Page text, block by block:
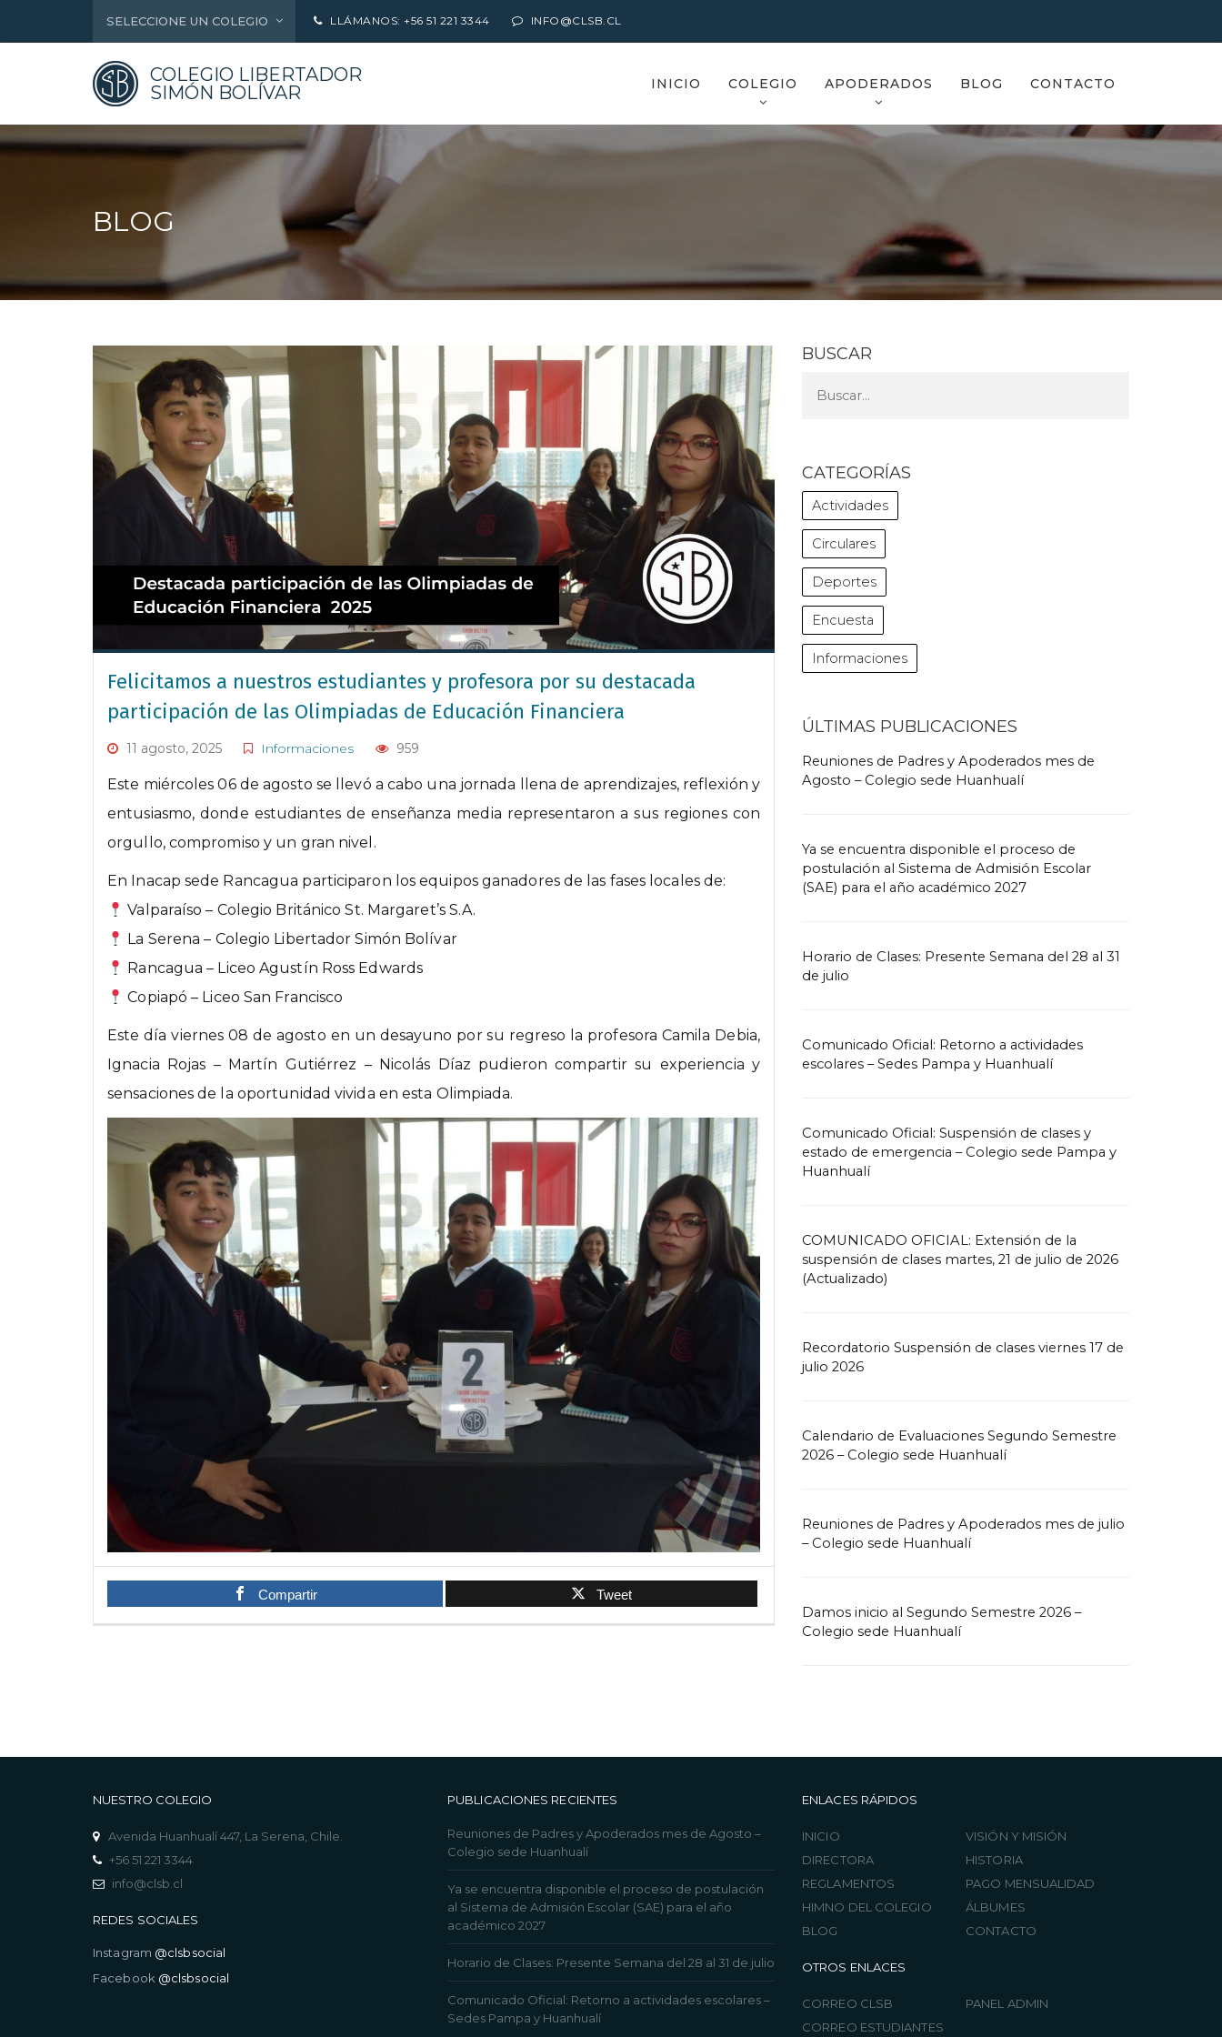
SELECCIONE UN COLEGIO LLÁMANOS: +56 51 221 3344 INFO@CLSB.CL
COLEGIO LIBERTADOR
SIMÓN BOLÍVAR
INICIO COLEGIO APODERADOS BLOG CONTACTO
BLOG
Felicitamos a nuestros estudiantes y profesora por su destacada
participación de las Olimpiadas de Educación Financiera
11 agosto, 2025 Informaciones 959
Este miércoles 06 de agosto se llevó a cabo una jornada llena de aprendizajes, reflexión y
entusiasmo, donde estudiantes de enseñanza media representaron a sus regiones con
orgullo, compromiso y un gran nivel.
En Inacap sede Rancagua participaron los equipos ganadores de las fases locales de:
Valparaíso – Colegio Británico St. Margaret’s S.A.
La Serena – Colegio Libertador Simón Bolívar
Rancagua – Liceo Agustín Ross Edwards
Copiapó – Liceo San Francisco
Este día viernes 08 de agosto en un desayuno por su regreso la profesora Camila Debia,
Ignacia Rojas – Martín Gutiérrez – Nicolás Díaz pudieron compartir su experiencia y
sensaciones de la oportunidad vivida en esta Olimpiada.
Compartir Tweet
BUSCAR
CATEGORÍAS
Actividades
Circulares
Deportes
Encuesta
Informaciones
ÚLTIMAS PUBLICACIONES
Reuniones de Padres y Apoderados mes de
Agosto – Colegio sede Huanhualí
Ya se encuentra disponible el proceso de
postulación al Sistema de Admisión Escolar
(SAE) para el año académico 2027
Horario de Clases: Presente Semana del 28 al 31
de julio
Comunicado Oficial: Retorno a actividades
escolares – Sedes Pampa y Huanhualí
Comunicado Oficial: Suspensión de clases y
estado de emergencia – Colegio sede Pampa y
Huanhualí
COMUNICADO OFICIAL: Extensión de la
suspensión de clases martes, 21 de julio de 2026
(Actualizado)
Recordatorio Suspensión de clases viernes 17 de
julio 2026
Calendario de Evaluaciones Segundo Semestre
2026 – Colegio sede Huanhualí
Reuniones de Padres y Apoderados mes de julio
– Colegio sede Huanhualí
Damos inicio al Segundo Semestre 2026 –
Colegio sede Huanhualí
NUESTRO COLEGIO
Avenida Huanhualí 447, La Serena, Chile.
+56 51 221 3344
info@clsb.cl
REDES SOCIALES
Instagram @clsbsocial
Facebook @clsbsocial
PUBLICACIONES RECIENTES
Reuniones de Padres y Apoderados mes de Agosto –
Colegio sede Huanhualí
Ya se encuentra disponible el proceso de postulación
al Sistema de Admisión Escolar (SAE) para el año
académico 2027
Horario de Clases: Presente Semana del 28 al 31 de julio
Comunicado Oficial: Retorno a actividades escolares –
Sedes Pampa y Huanhualí
ENLACES RÁPIDOS
INICIO
VISIÓN Y MISIÓN
DIRECTORA
HISTORIA
REGLAMENTOS
PAGO MENSUALIDAD
HIMNO DEL COLEGIO
ÁLBUMES
BLOG
CONTACTO
OTROS ENLACES
CORREO CLSB
PANEL ADMIN
CORREO ESTUDIANTES